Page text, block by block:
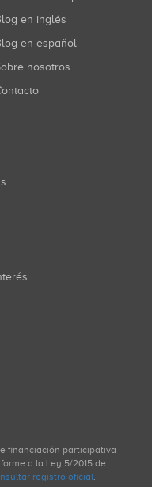
Blog en inglés
Blog en español
Sobre nosotros
Contacto
financiación participativa
a la Ley 5/2015 de
registro oficial.